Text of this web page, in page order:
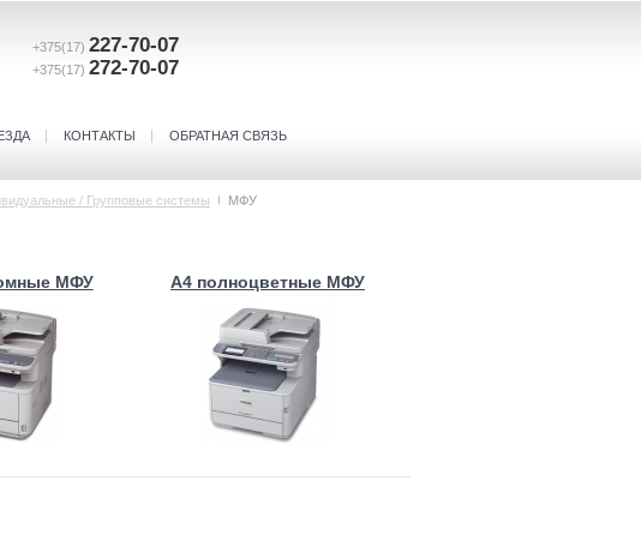
+375(17) 227-70-07
+375(17) 272-70-07
КОНТАКТЫ ОБРАТНАЯ СВЯЗЬ
/ Групповые системы МФУ
МФУ А4 полноцветные МФУ